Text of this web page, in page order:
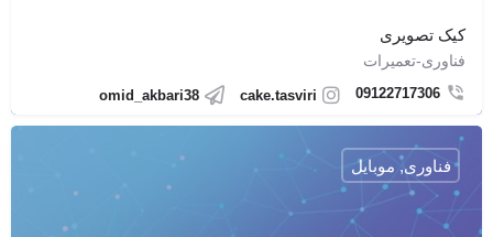
کیک تصویری
فناوری-تعمیرات
09122717306
cake.tasviri
omid_akbari38
فناوری, موبایل